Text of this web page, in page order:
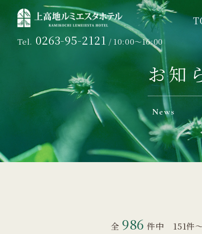
Tel. 0263-95-2121 / 10:00～16:00
お知
News
全 986 件中 151件～